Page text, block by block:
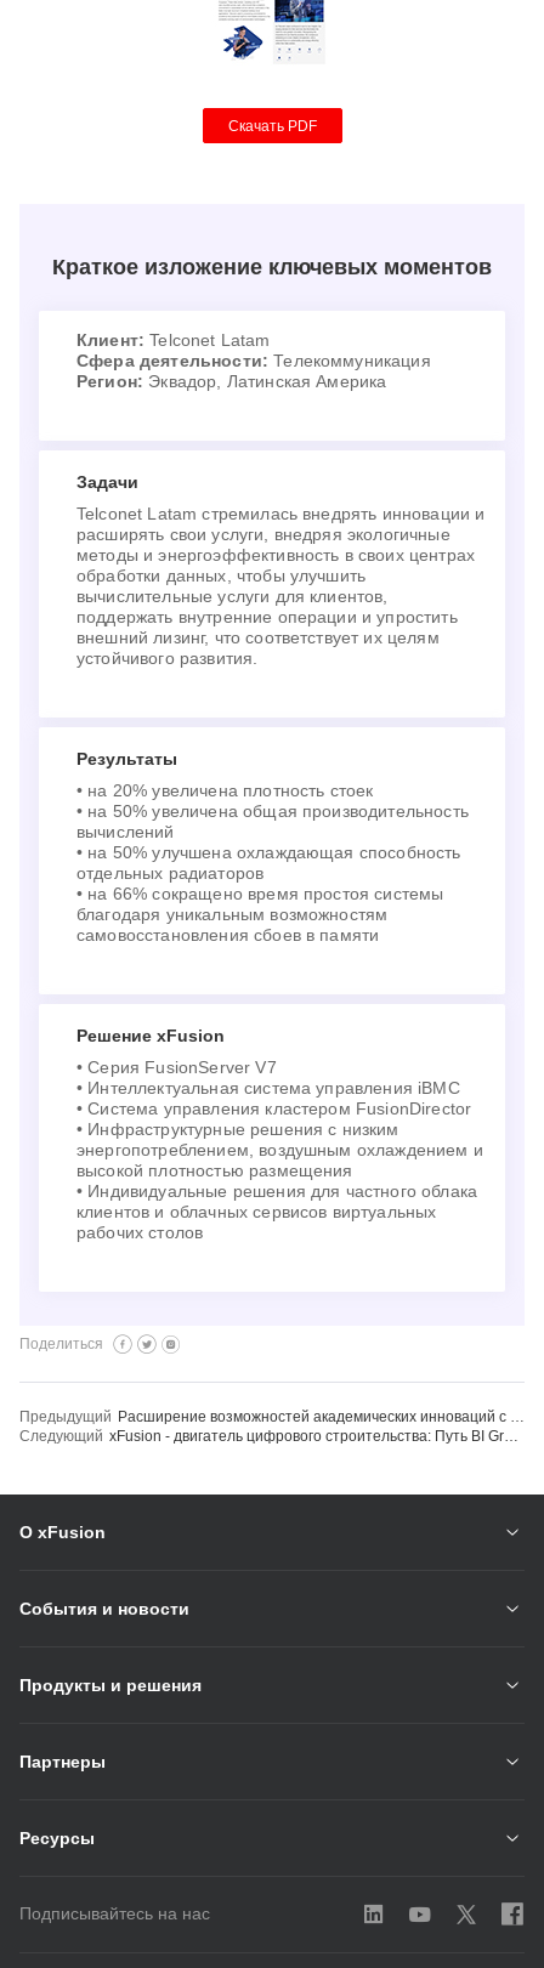
Скачать PDF
Краткое изложение ключевых моментов
Клиент: Telconet Latam
Сфера деятельности: Телекоммуникация
Регион: Эквадор, Латинская Америка
Задачи
Telconet Latam стремилась внедрять инновации и
расширять свои услуги, внедряя экологичные
методы и энергоэффективность в своих центрах
обработки данных, чтобы улучшить
вычислительные услуги для клиентов,
поддержать внутренние операции и упростить
внешний лизинг, что соответствует их целям
устойчивого развития.
Результаты
• на 20% увеличена плотность стоек
• на 50% увеличена общая производительность
вычислений
• на 50% улучшена охлаждающая способность
отдельных радиаторов
• на 66% сокращено время простоя системы
благодаря уникальным возможностям
самовосстановления сбоев в памяти
Решение xFusion
• Серия FusionServer V7
• Интеллектуальная система управления iBMC
• Система управления кластером FusionDirector
• Инфраструктурные решения с низким
энергопотреблением, воздушным охлаждением и
высокой плотностью размещения
• Индивидуальные решения для частного облака
клиентов и облачных сервисов виртуальных
рабочих столов
Поделиться
Предыдущий
Расширение возможностей академических инноваций с помощью xFusion: Путь Технического университета Ильменау к продвижению платформы HPC
Следующий
xFusion - двигатель цифрового строительства: Путь BI Group к умному и безопасному управлению городским сообществом
О xFusion
События и новости
Продукты и решения
Партнеры
Ресурсы
Подписывайтесь на нас